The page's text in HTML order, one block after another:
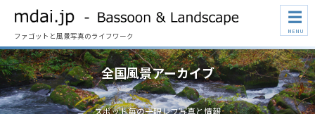
ファゴットと風景写真のライフワーク
☰
MENU
全国風景アーカイブ
スポット毎の一眼レフ写真と情報